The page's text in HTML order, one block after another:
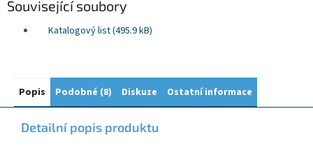
Související soubory
Katalogový list (495.9 kB)
Popis Podobné (8) Diskuze Ostatní informace
Detailní popis produktu